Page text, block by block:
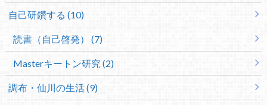
自己研鑽する (10)
読書（自己啓発） (7)
Masterキートン研究 (2)
調布・仙川の生活 (9)